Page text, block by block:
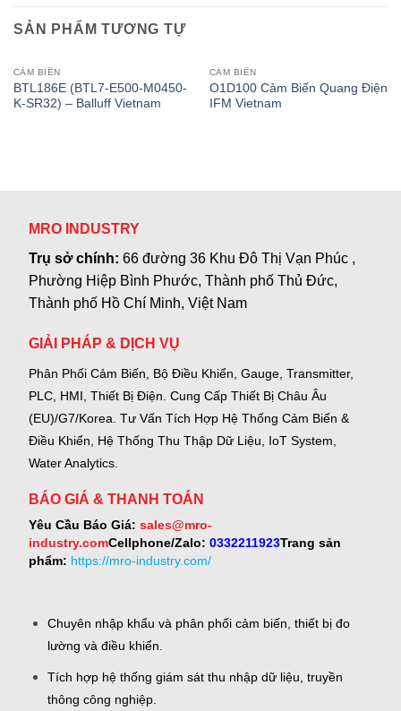
SẢN PHẨM TƯƠNG TỰ
CẢM BIẾN
BTL186E (BTL7-E500-M0450-
K-SR32) – Balluff Vietnam
CẢM BIẾN
O1D100 Cảm Biến Quang Điện
IFM Vietnam
MRO INDUSTRY
Trụ sở chính:66 đường 36 Khu Đô Thị Vạn Phúc ,
Phường Hiệp Bình Phước, Thành phố Thủ Đức,
Thành phố Hồ Chí Minh, Việt Nam
GIẢI PHÁP & DỊCH VỤ
Phân Phối Cảm Biến, Bộ Điều Khiển, Gauge, Transmitter,
PLC, HMI, Thiết Bị Điện. Cung Cấp Thiết Bị Châu Âu
(EU)/G7/Korea. Tư Vấn Tích Hợp Hệ Thống Cảm Biến &
Điều Khiển, Hệ Thống Thu Thập Dữ Liệu, IoT System,
Water Analytics.
BÁO GIÁ & THANH TOÁN
Yêu Cầu Báo Giá: sales@mro-
industry.comCellphone/Zalo: 0332211923Trang sản
phẩm: https://mro-industry.com/
Chuyên nhập khẩu và phân phối cảm biến, thiết bị đo
lường và điều khiển.
Tích hợp hệ thống giám sát thu nhập dữ liệu, truyền
thông công nghiệp.